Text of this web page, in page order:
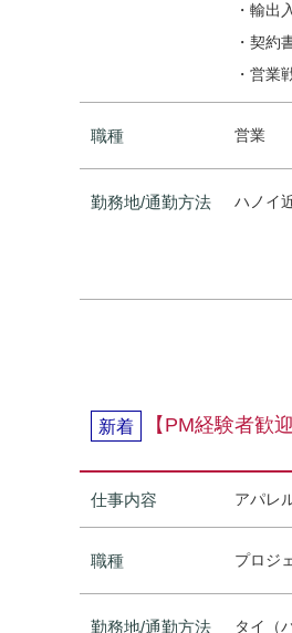
・輸出
・契約
・営業
職種 営業
勤務地/通勤方法 ハノイ
新着 【PM経験者歓
仕事内容 アパレ
職種 プロジ
勤務地/通勤方法
タイ（